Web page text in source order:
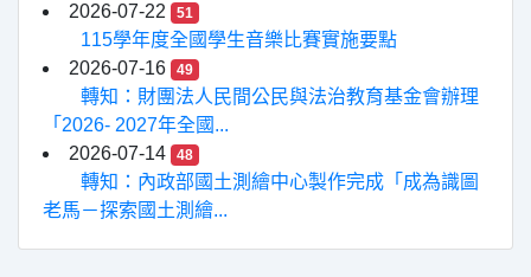
2026-07-22
51
115學年度全國學生音樂比賽實施要點
2026-07-16
49
轉知：財團法人民間公民與法治教育基金會辦理
「2026- 2027年全國...
2026-07-14
48
轉知：內政部國土測繪中心製作完成「成為識圖
老馬－探索國土測繪...